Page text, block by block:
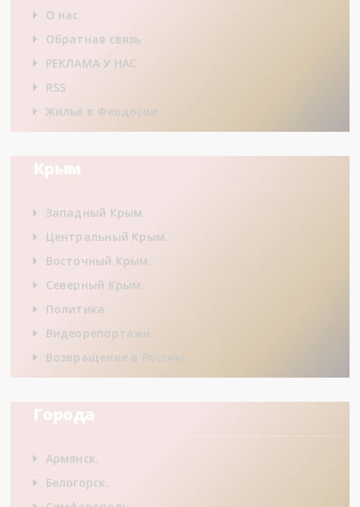
О нас
Обратная связь
РЕКЛАМА У НАС
RSS
Жильё в Феодосии
Крым
Западный Крым.
Центральный Крым.
Восточный Крым.
Северный Крым.
Политика
Видеорепортажи
Возвращение в Россию.
Города
Армянск.
Белогорск.